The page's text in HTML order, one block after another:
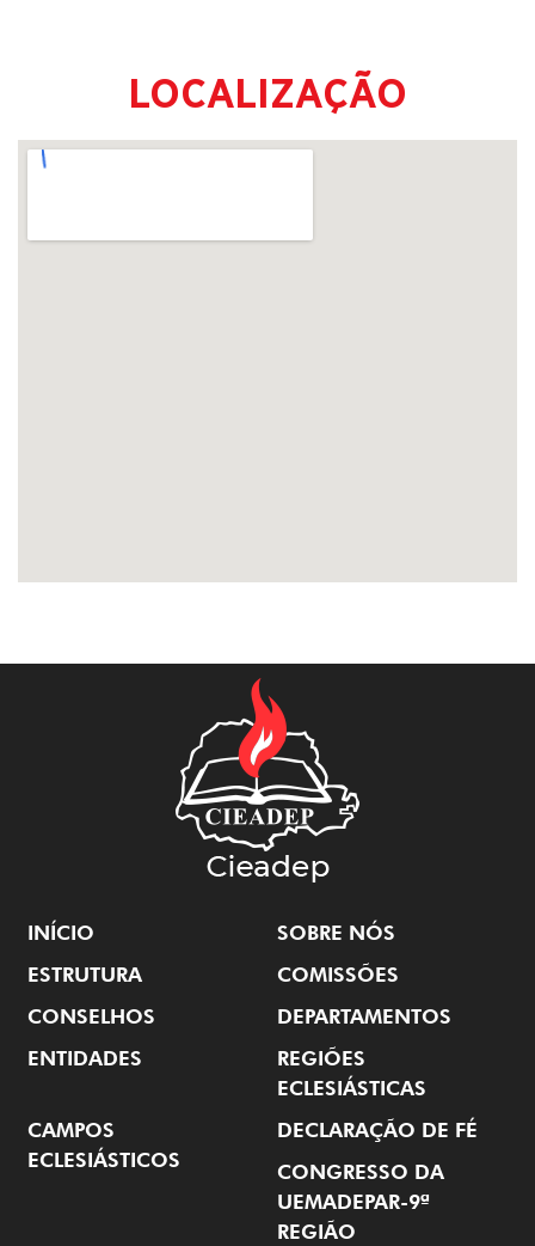
LOCALIZAÇÃO
INÍCIO
SOBRE NÓS
ESTRUTURA
COMISSÕES
CONSELHOS
DEPARTAMENTOS
ENTIDADES
REGIÕES
ECLESIÁSTICAS
CAMPOS
ECLESIÁSTICOS
DECLARAÇÃO DE FÉ
CONGRESSO DA
UEMADEPAR-9ª
REGIÃO